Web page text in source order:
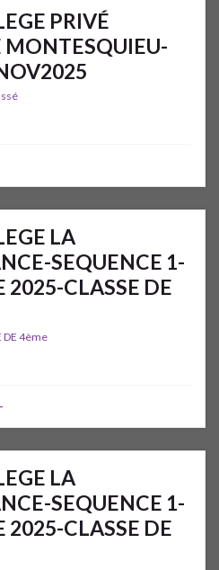
PRIVÉ
MONTESQUIEU-
LA
SEQUENCE 1-
2025-CLASSE DE
DE 4ème
LA
SEQUENCE 1-
2025-CLASSE DE